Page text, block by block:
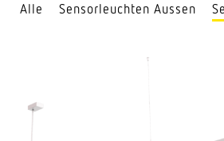
Alle Sensor­leuchten Aussen